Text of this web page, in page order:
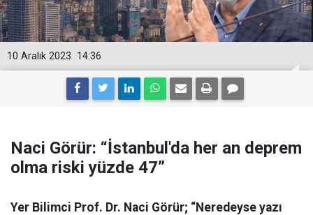
14:36
10 Aralık 2023
Naci Görür: “İstanbul'da her an deprem
olma riski yüzde 47”
Yer Bilimci Prof. Dr. Naci Görür; “Neredeyse yazı